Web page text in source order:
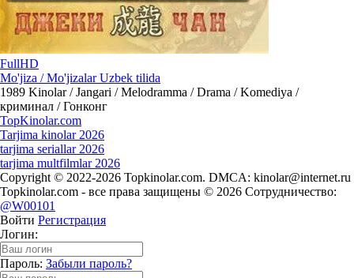
FullHD
Mo'jiza / Mo'jizalar Uzbek tilida
1989 Kinolar / Jangari / Melodramma / Drama / Komediya /
криминал / Гонконг
TopKinolar.com
Tarjima kinolar 2026
tarjima seriallar 2026
tarjima multfilmlar 2026
Copyright © 2022-2026 Topkinolar.com. DMCA: kinolar@internet.ru
Topkinolar.com - все права защищены © 2026 Сотрудничество:
@W00101
Войти Регистрация
Логин:
Пароль: Забыли пароль?